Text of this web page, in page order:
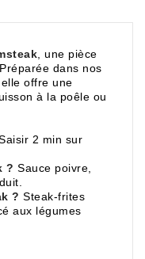
, une pièce
dans nos
offre une
à la poêle ou
2 min sur
? Sauce poivre,
? Steak-frites
aux légumes